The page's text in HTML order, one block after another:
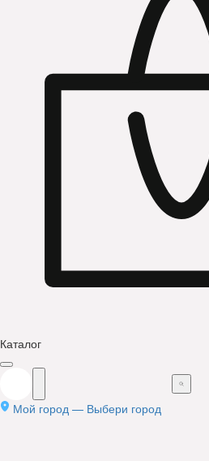
Каталог
Мой город — Выбери город